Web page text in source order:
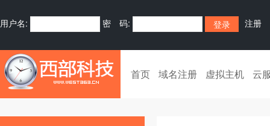
用户名: 密 码: 注册
首页 域名注册 虚拟主机 云